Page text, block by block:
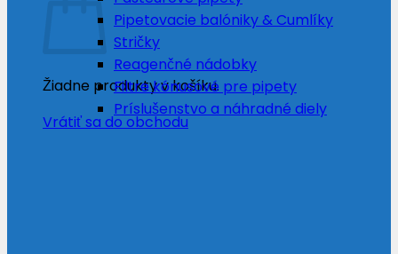
Žiadne produkty v košíku.
Vrátiť sa do obchodu
Pipetovacie balóniky & Cumlíky
Stričky
Reagenčné nádobky
Filtre kónusové pre pipety
Príslušenstvo a náhradné diely